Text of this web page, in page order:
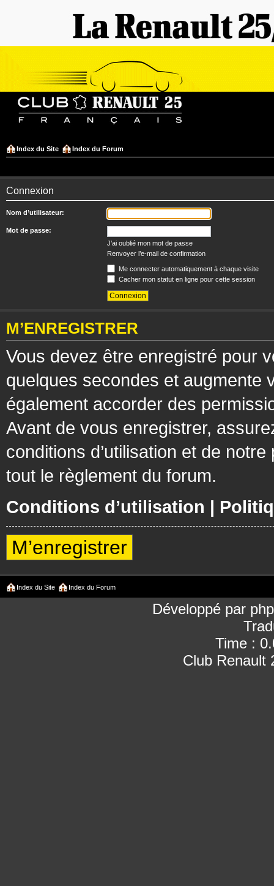
Index du Site Index du Forum
Connexion
Nom d’utilisateur:
Mot de passe:
J’ai oublié mon mot de passe
Renvoyer l’e-mail de confirmation
Me connecter automatiquement à chaque visite
Cacher mon statut en ligne pour cette session
M’ENREGISTRER
Vous devez être enregistré pour
quelques secondes et augmente
également accorder des
Avant de vous enregistrer,
conditions d’utilisation et de
tout le règlement du forum.
Conditions d’utilisation |
M’enregistrer
Index du Site Index du Forum
Développé par
Time :
Club Renault